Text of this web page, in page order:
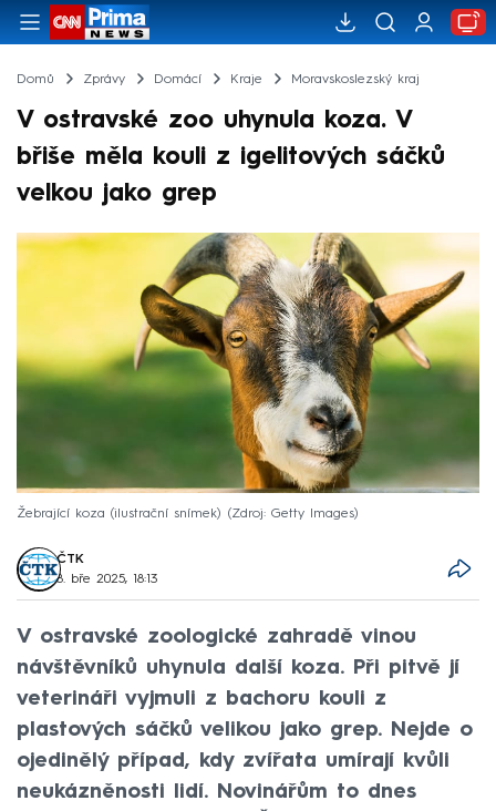
Domů Zprávy Domácí Kraje Moravskoslezský kraj
V ostravské zoo uhynula koza. V
břiše měla kouli z igelitových sáčků
velkou jako grep
Žebrající koza (ilustrační snímek) Zdroj: Getty Images
ČTK
8. bře 2025, 18:13
V ostravské zoologické zahradě vinou
návštěvníků uhynula další koza. Při pitvě jí
veterináři vyjmuli z bachoru kouli z
plastových sáčků velikou jako grep. Nejde o
ojedinělý případ, kdy zvířata umírají kvůli
neukázněnosti lidí. Novinářům to dnes